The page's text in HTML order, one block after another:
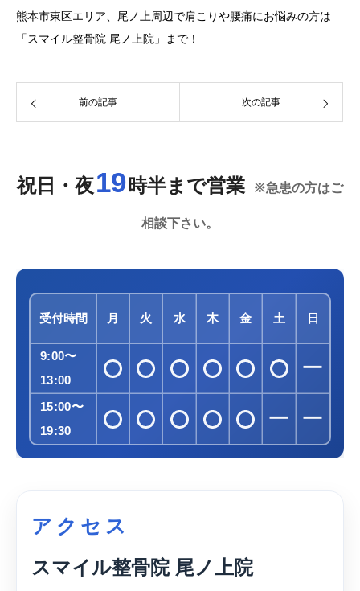
熊本市東区エリア、尾ノ上周辺で肩こりや腰痛にお悩みの方は
「スマイル整骨院 尾ノ上院」まで！
前の記事 次の記事
祝日・夜19 時半まで営業 ※急患の方はご
相談下さい。
受付時間 月 火 水 木 金 土 日
9:00〜
13:00
ー
15:00〜
19:30
ー ー
アクセス
スマイル整骨院 尾ノ上院